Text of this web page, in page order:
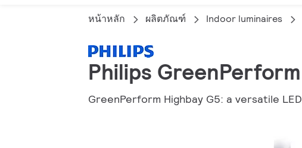
หน้าหลัก ผลิตภัณฑ์ Indoor luminaires
Philips
GreenPerform Highbay G5: a versatile